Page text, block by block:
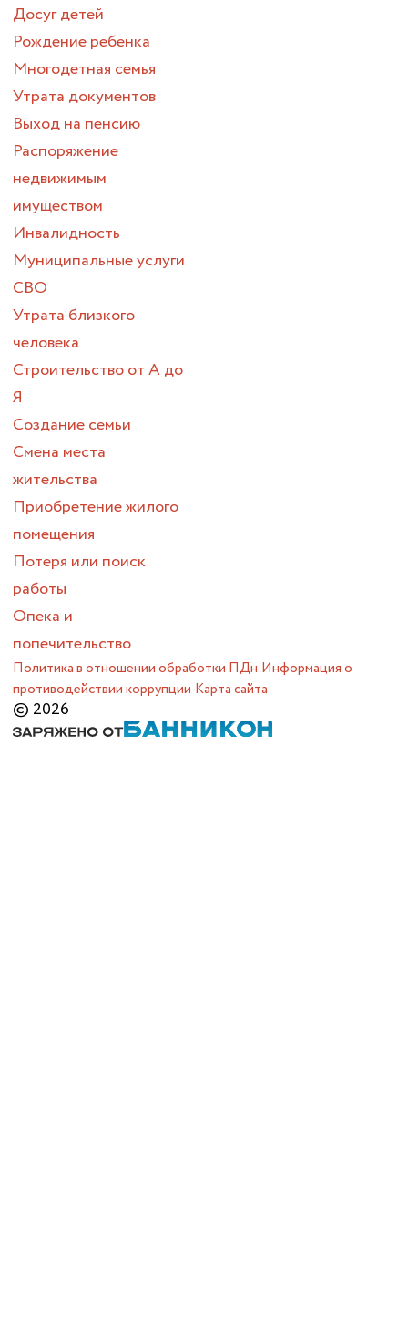
Досуг детей
Рождение ребенка
Многодетная семья
Утрата документов
Выход на пенсию
Распоряжение
недвижимым
имуществом
Инвалидность
Муниципальные услуги
СВО
Утрата близкого
человека
Строительство от А до
Я
Создание семьи
Смена места
жительства
Приобретение жилого
помещения
Потеря или поиск
работы
Опека и
попечительство
Политика в отношении обработки ПДн Информация о
противодействии коррупции Карта сайта
© 2026